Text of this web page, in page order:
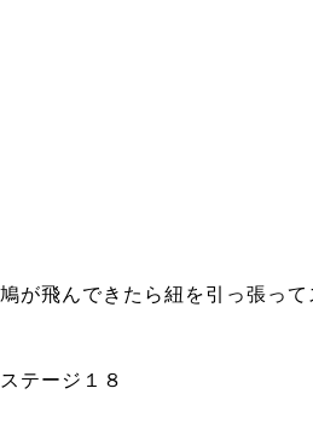
鳩が飛んできたら紐を引っ張って
ステージ１８